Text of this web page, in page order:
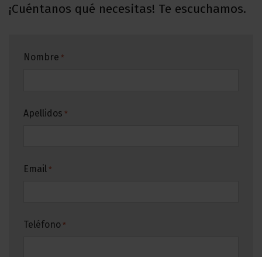
¡Cuéntanos qué necesitas! Te escuchamos.
Nombre *
Apellidos *
Email *
Teléfono *